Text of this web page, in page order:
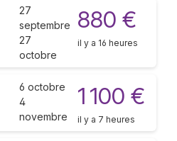
27
septembre
27
octobre
880 €
il y a 16 heures
6 octobre
4
novembre
1 100 €
il y a 7 heures